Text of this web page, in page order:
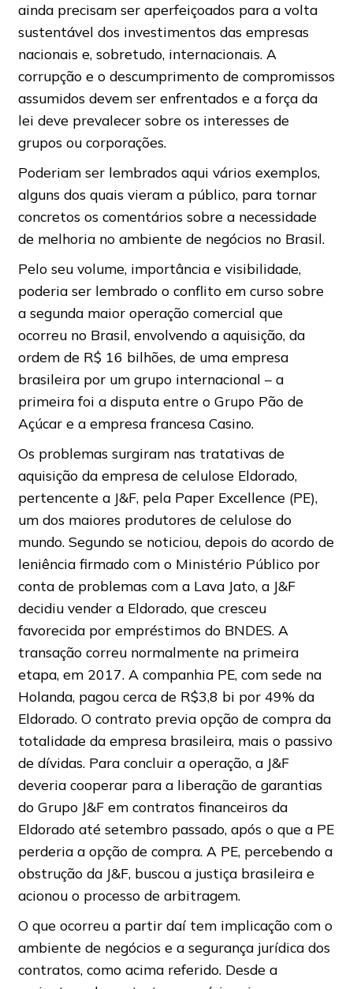
ainda precisam ser aperfeiçoados para a volta
sustentável dos investimentos das empresas
nacionais e, sobretudo, internacionais. A
corrupção e o descumprimento de compromissos
assumidos devem ser enfrentados e a força da
lei deve prevalecer sobre os interesses de
grupos ou corporações.
Poderiam ser lembrados aqui vários exemplos,
alguns dos quais vieram a público, para tornar
concretos os comentários sobre a necessidade
de melhoria no ambiente de negócios no Brasil.
Pelo seu volume, importância e visibilidade,
poderia ser lembrado o conflito em curso sobre
a segunda maior operação comercial que
ocorreu no Brasil, envolvendo a aquisição, da
ordem de R$ 16 bilhões, de uma empresa
brasileira por um grupo internacional – a
primeira foi a disputa entre o Grupo Pão de
Açúcar e a empresa francesa Casino.
Os problemas surgiram nas tratativas de
aquisição da empresa de celulose Eldorado,
pertencente a J&F, pela Paper Excellence (PE),
um dos maiores produtores de celulose do
mundo. Segundo se noticiou, depois do acordo de
leniência firmado com o Ministério Público por
conta de problemas com a Lava Jato, a J&F
decidiu vender a Eldorado, que cresceu
favorecida por empréstimos do BNDES. A
transação correu normalmente na primeira
etapa, em 2017. A companhia PE, com sede na
Holanda, pagou cerca de R$3,8 bi por 49% da
Eldorado. O contrato previa opção de compra da
totalidade da empresa brasileira, mais o passivo
de dívidas. Para concluir a operação, a J&F
deveria cooperar para a liberação de garantias
do Grupo J&F em contratos financeiros da
Eldorado até setembro passado, após o que a PE
perderia a opção de compra. A PE, percebendo a
obstrução da J&F, buscou a justiça brasileira e
acionou o processo de arbitragem.
O que ocorreu a partir daí tem implicação com o
ambiente de negócios e a segurança jurídica dos
contratos, como acima referido. Desde a